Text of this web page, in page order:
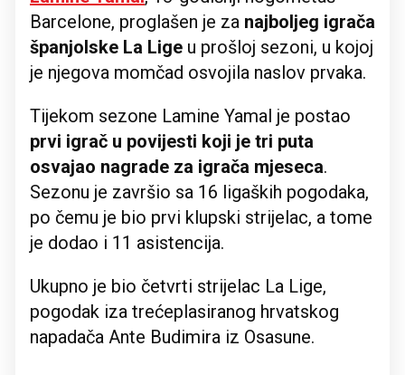
Barcelone, proglašen je za najboljeg igrača
španjolske La Lige u prošloj sezoni, u kojoj
je njegova momčad osvojila naslov prvaka.
Tijekom sezone Lamine Yamal je postao
prvi igrač u povijesti koji je tri puta
osvajao nagrade za igrača mjeseca.
Sezonu je završio sa 16 ligaških pogodaka,
po čemu je bio prvi klupski strijelac, a tome
je dodao i 11 asistencija.
Ukupno je bio četvrti strijelac La Lige,
pogodak iza trećeplasiranog hrvatskog
napadača Ante Budimira iz Osasune.